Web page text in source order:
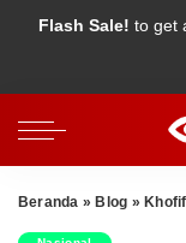
Flash Sale! to get
Beranda » Blog »